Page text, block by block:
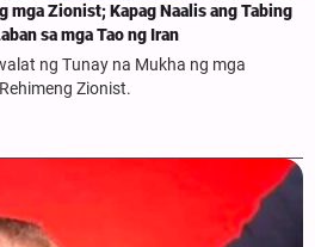
mga Zionist; Kapag Naalis ang Tabing
sa mga Tao ng Iran
ng Tunay na Mukha ng mga
Zionist.